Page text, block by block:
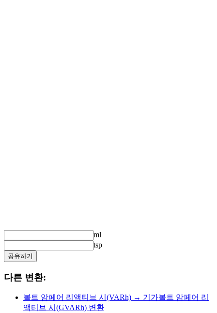
ml
tsp
공유하기
다른 변환:
볼트 암페어 리액티브 시(VARh) → 기가볼트 암페어 리
액티브 시(GVARh) 변환